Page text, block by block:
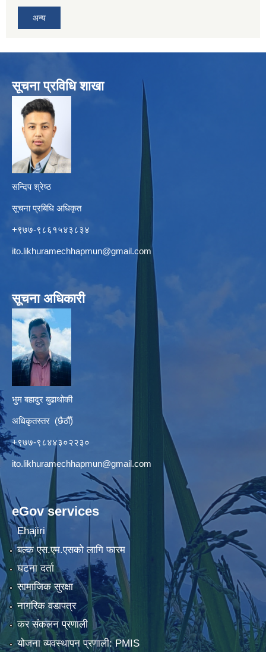
अन्य
सूचना प्रविधि शाखा
सन्दिप श्रेष्ठ
सूचना प्रबिधि अधिकृत
+९७७-९८६१५४३८३४
ito.likhuramechhapmun@gmail.com
सूचना अधिकारी
भुम बहादुर बुढाथोकी
अधिकृतस्तर (छैठौँ)
+९७७-९८४४३०२२३०
ito.likhuramechhapmun@gmail.com
eGov services
Ehajiri
बल्क एस.एम.एसको लागि फारम
घटना दर्ता
सामाजिक सुरक्षा
नागरिक वडापत्र
कर संकलन प्रणाली
योजना व्यवस्थापन प्रणाली: PMIS